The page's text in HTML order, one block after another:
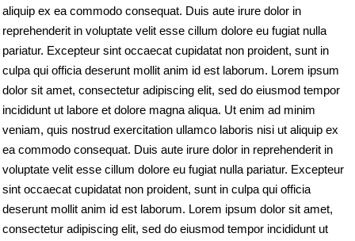
aliquip ex ea commodo consequat. Duis aute irure dolor in
reprehenderit in voluptate velit esse cillum dolore eu fugiat nulla
pariatur. Excepteur sint occaecat cupidatat non proident, sunt in
culpa qui officia deserunt mollit anim id est laborum. Lorem ipsum
dolor sit amet, consectetur adipiscing elit, sed do eiusmod tempor
incididunt ut labore et dolore magna aliqua. Ut enim ad minim
veniam, quis nostrud exercitation ullamco laboris nisi ut aliquip ex
ea commodo consequat. Duis aute irure dolor in reprehenderit in
voluptate velit esse cillum dolore eu fugiat nulla pariatur. Excepteur
sint occaecat cupidatat non proident, sunt in culpa qui officia
deserunt mollit anim id est laborum. Lorem ipsum dolor sit amet,
consectetur adipiscing elit, sed do eiusmod tempor incididunt ut